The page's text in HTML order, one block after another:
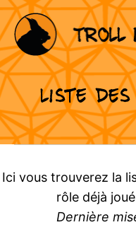
Liste
Ici vous trouverez la
rôle déjà
Dernière